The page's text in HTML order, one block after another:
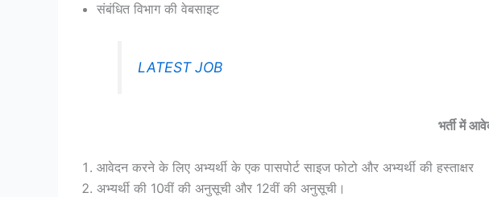
संबंधित विभाग की वेबसाइट
LATEST JOB
भर्ती में
आवेदन करने के लिए अभ्यर्थी के एक पासपोर्ट साइज फोटो और अभ्यर्थी की हस्ताक्षर
अभ्यर्थी की 10वीं की अनुसूची और 12वीं की अनुसूची।